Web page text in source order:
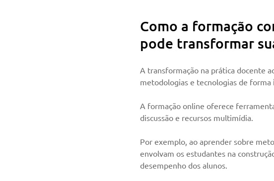
Como a formação
pode transformar
A transformação na prática docente
metodologias e tecnologias de forma
A formação online oferece
discussão e recursos multimídia.
Por exemplo, ao aprender sobre
envolvam os estudantes na
desempenho dos alunos.